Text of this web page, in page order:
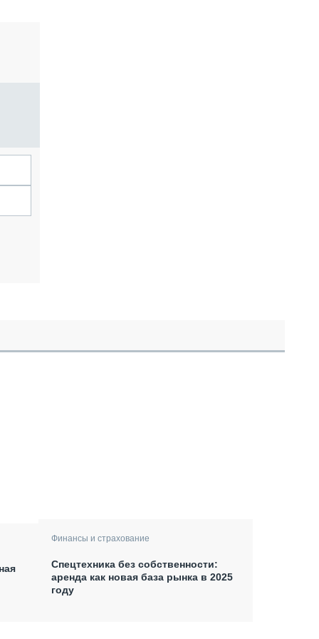
Финансы и страхование
Спецтехника без собственности:
аренда как новая база рынка в 2025
году